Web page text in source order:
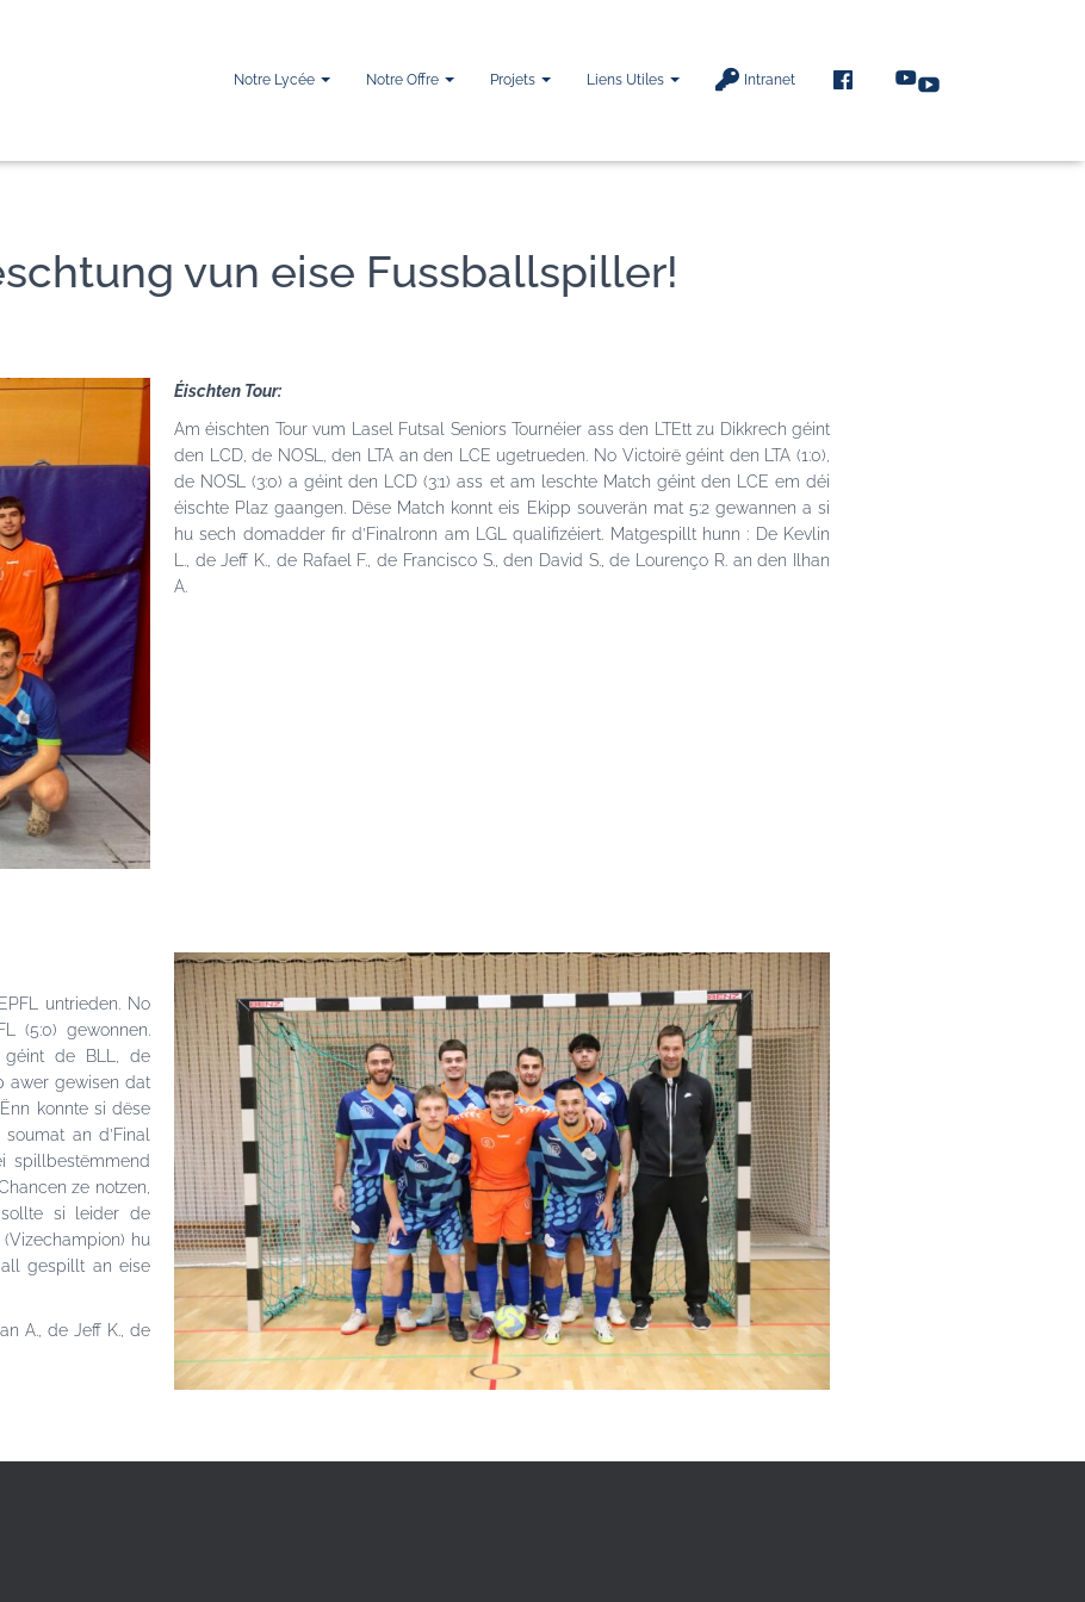
Notre Lycée Notre Offre Projets Liens Utiles Intranet
vun eise Fussballspiller!
Éischten Tour:
Am éischten Tour vum Lasel Futsal Seniors Tournéier ass den LTEtt zu Dikkrech géint
den LCD, de NOSL, den LTA an den LCE ugetrueden. No Victoirë géint den LTA (1:0),
de NOSL (3:0) a géint den LCD (3:1) ass et am leschte Match géint den LCE em déi
éischte Plaz gaangen. Dëse Match konnt eis Ekipp souverän mat 5:2 gewannen a si
hu sech domadder fir d’Finalronn am LGL qualifizéiert.
Matgespillt hunn : De Kevlin
L., de Jeff K., de Rafael F., de Francisco S., den David S., de Lourenço R. an den Ilhan
A.
untrieden. No
(5:0) gewonnen.
géint de BLL, de
awer gewisen dat
konnte si dëse
an d’Final
spillbestëmmend
ze notzen,
sollte si leider de
hu
gespillt an eise
A., de Jeff K., de